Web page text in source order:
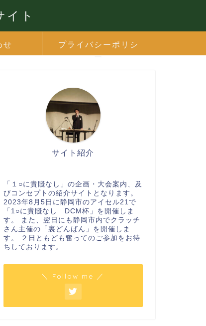
ト
せ
プライバシーポリシ
ー
サイト紹介
「１○に貴賤なし」の企画・大会案内、及
びコンセプトの紹介サイトとなります。
2023年8月5日に静岡市のアイセル21で
「1○に貴賤なし DCM杯」を開催しま
す。 また、翌日にも静岡市内でクラッチ
さん主催の「裏どんばん」を開催しま
す。 ２日ともども奮ってのご参加をお待
ちしております。
＼ Follow me ／